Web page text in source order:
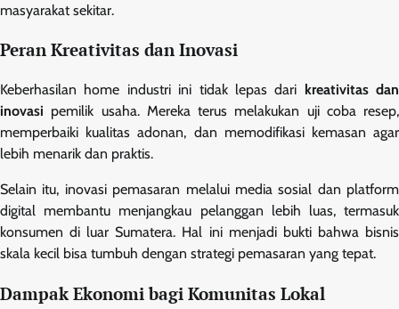
masyarakat sekitar.
Peran Kreativitas dan Inovasi
Keberhasilan home industri ini tidak lepas dari
kreativitas dan
inovasi pemilik usaha. Mereka terus melakukan uji coba resep,
memperbaiki kualitas adonan, dan memodifikasi kemasan agar
lebih menarik dan praktis.
Selain itu, inovasi pemasaran melalui media sosial dan platform
digital membantu menjangkau pelanggan lebih luas, termasuk
konsumen di luar Sumatera. Hal ini menjadi bukti bahwa bisnis
skala kecil bisa tumbuh dengan strategi pemasaran yang tepat.
Dampak Ekonomi bagi Komunitas Lokal